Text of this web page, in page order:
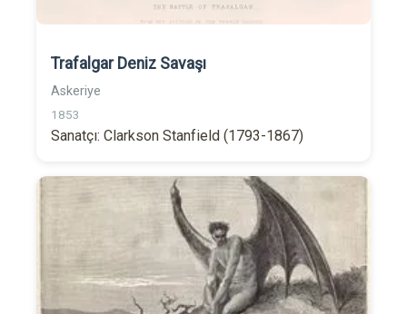
Trafalgar Deniz Savaşı
Askeriye
1853
Sanatçı: Clarkson Stanfield (1793-1867)